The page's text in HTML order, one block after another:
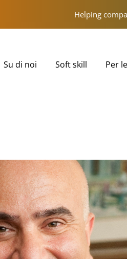
Helping
Su di noi Soft skill Per